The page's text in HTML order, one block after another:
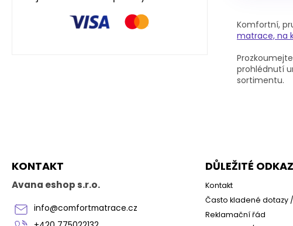
Komfortní,
matrace, na
prohlédnutí
sortimentu.
KONTAKT
Avana eshop s.r.o.
info@comfortmatrace.cz
DŮLEŽITÉ
Kontakt
Často kladené dotazy /
Reklamační řád